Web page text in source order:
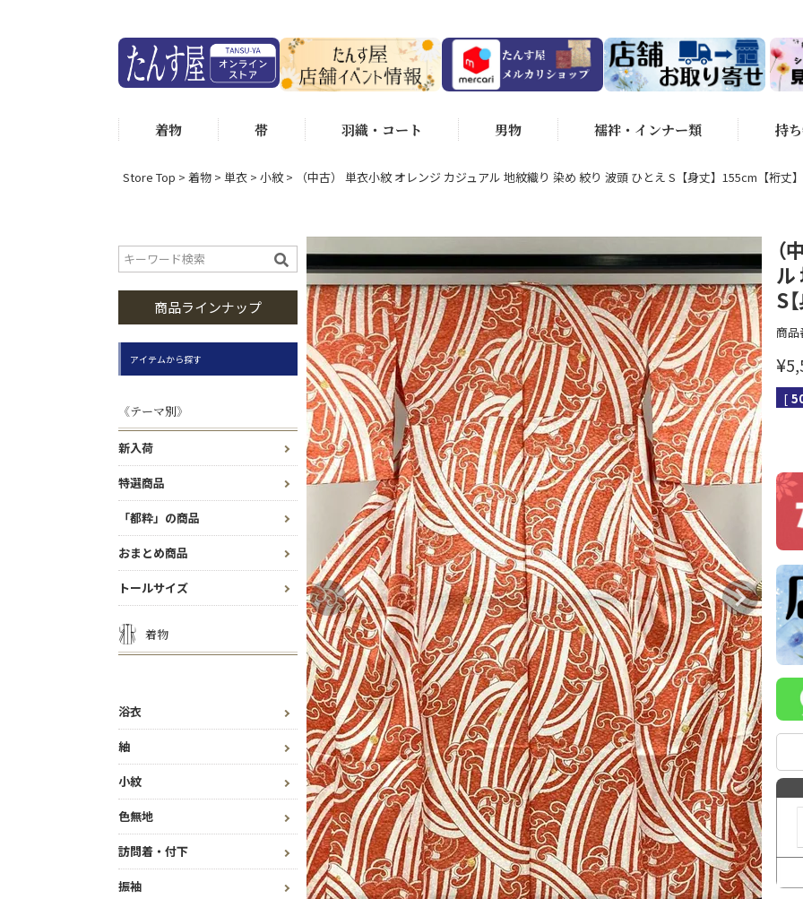
着物 帯 羽織・コート 男物 襦袢・インナー類 持
Store Top 着物 単衣 小紋 （中古） 単衣小紋 オレンジ カジュアル 地紋織り 染め 絞り 波頭 ひとえ S【身丈】155cm【裄丈
商品ラインナップ
アイテムから探す
《テーマ別》
新入荷
特選商品
「都粋」の商品
おまとめ商品
トールサイズ
着物
浴衣
紬
小紋
色無地
訪問着・付下
振袖
（
ル
S
商品
¥
[